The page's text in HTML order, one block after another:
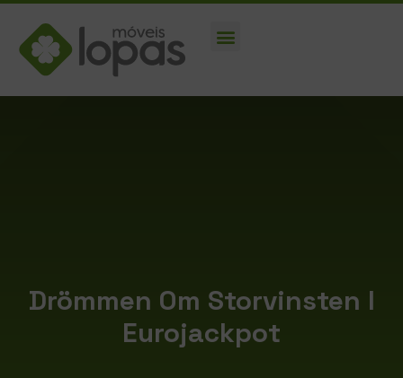
Drömmen Om Storvinsten I
Eurojackpot